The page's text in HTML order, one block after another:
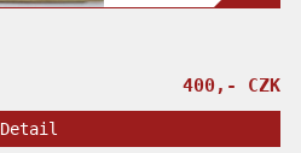
400,- CZK
Detail